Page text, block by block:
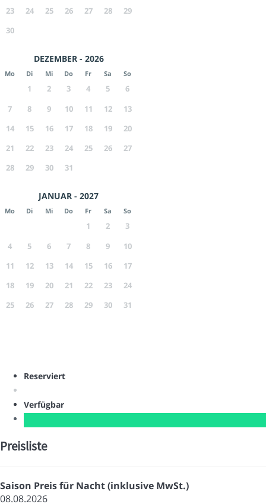
23
24 25 26 27 28
29
30
DEZEMBER - 2026
Mo Di Mi Do Fr Sa So
1 2 3 4 5
6
7
8 9 10 11 12
13
14
15 16 17 18 19
20
21
22 23 24 25 26
27
28
29 30 31
JANUAR - 2027
Mo Di Mi Do Fr Sa So
1 2
3
4
5 6 7 8 9
10
11
12 13 14 15 16
17
18
19 20 21 22 23
24
25
26 27 28 29 30 31
Reserviert
Verfügbar
Preisliste
Saison Preis für Nacht (inklusive MwSt.)
08.08.2026